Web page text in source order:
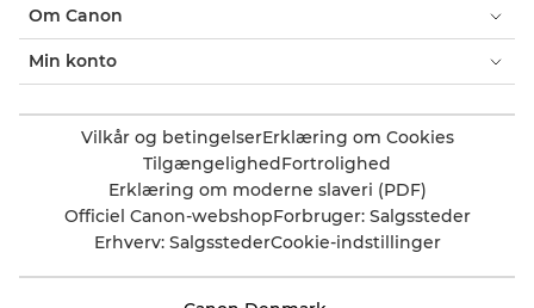
Om Canon
Min konto
Vilkår og betingelserErklæring om Cookies
TilgængelighedFortrolighed
Erklæring om moderne slaveri (PDF)
Officiel Canon-webshopForbruger: Salgssteder
Erhverv: SalgsstederCookie-indstillinger